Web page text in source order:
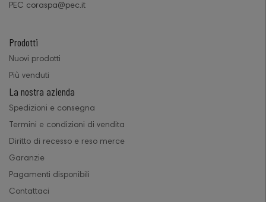
PEC coraspa@pec.it
Prodotti
Nuovi prodotti
Più venduti
La nostra azienda
Spedizioni e consegna
Termini e condizioni di vendita
Diritto di recesso e reso merce
Garanzie
Pagamenti disponibili
Contattaci